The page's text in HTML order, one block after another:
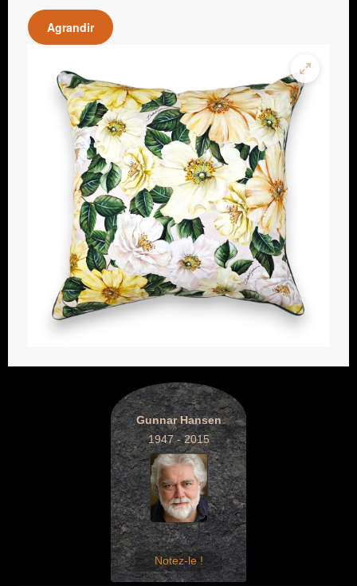
Agrandir
Gunnar Hansen
1947 - 2015
Notez-le !